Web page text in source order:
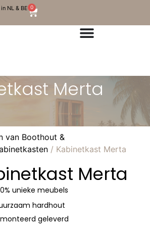
NL & BE 0
Merta
van Boothout &
/ Kabinetkast Merta
Merta
unieke meubels
hardhout
geleverd